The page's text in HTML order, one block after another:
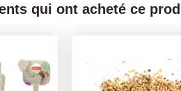
qui ont acheté ce